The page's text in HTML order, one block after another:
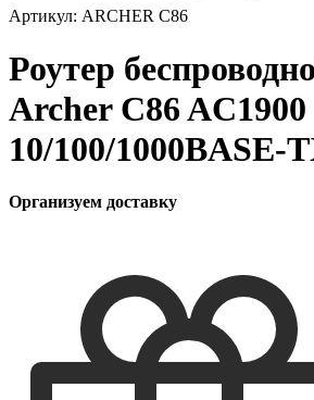
Артикул: ARCHER C86
Роутер
Archer C86 AC1900
10/100/1000BASE-
Организуем доставку